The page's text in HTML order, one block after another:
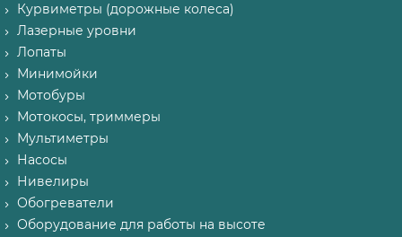
Курвиметры (дорожные колеса)
Лазерные уровни
Лопаты
Минимойки
Мотобуры
Мотокосы, триммеры
Мультиметры
Насосы
Нивелиры
Обогреватели
Оборудование для работы на высоте